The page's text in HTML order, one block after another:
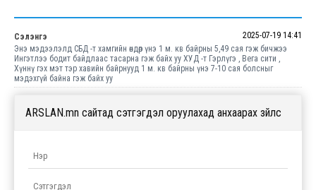
Сэлэнгэ
2025-07-19 14:41
Энэ мэдээлэлд СБД -т хамгийн өндөр үнэ 1 м. кв байрны 5,49 сая гэж бичжээ
Ингэтлээ бодит байдлаас тасарна гэж байх уу ХУД -т Гэрлүгэ , Вега сити ,
Хүннү гэх мэт тэр хавийн байрнууд 1 м. кв байрны үнэ 7-10 сая болсныг
мэдэхгүй байна гэж байх уу
ARSLAN.mn сайтад сэтгэгдэл оруулахад анхаарах зүйлс